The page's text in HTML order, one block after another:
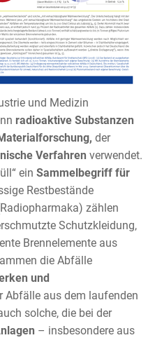
und Medizin
radioaktive Substanzen
der
Verfahren verwendet.
ein Sammelbegriff für
Restbestände
zählen
Schutzkleidung,
Brennelemente aus
die Abfälle
und
Abfälle aus dem laufenden
solche, die bei der
– insbesondere aus